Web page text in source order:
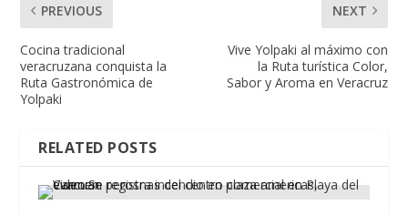
PREVIOUS
Cocina tradicional
veracruzana conquista la
Ruta Gastronómica de
Yolpaki
NEXT
Vive Yolpaki al máximo con
la Ruta turística Color,
Sabor y Aroma en Veracruz
RELATED POSTS